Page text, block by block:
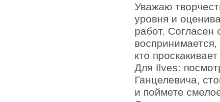
Уважаю
уровня и
работ. Согласен
кто
Для Ilves:
Ганцелевича,
и поймете